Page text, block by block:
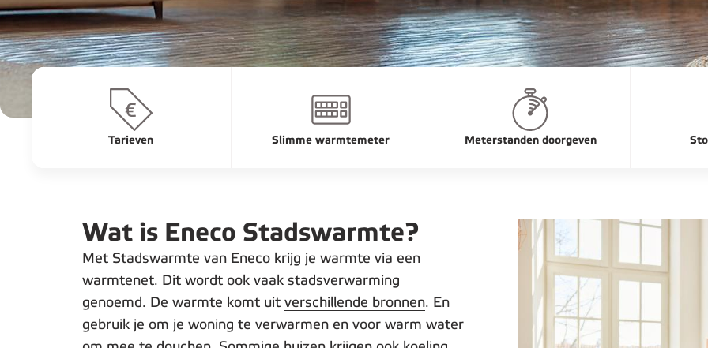
Tarieven Slimme warmtemeter Meterstanden doorgeven
Wat is Eneco Stadswarmte?
Met Stadswarmte van Eneco krijg je warmte via een
warmtenet. Dit wordt ook vaak stadsverwarming
genoemd. De warmte komt uit verschillende bronnen. En
gebruik je om je woning te verwarmen en voor warm water